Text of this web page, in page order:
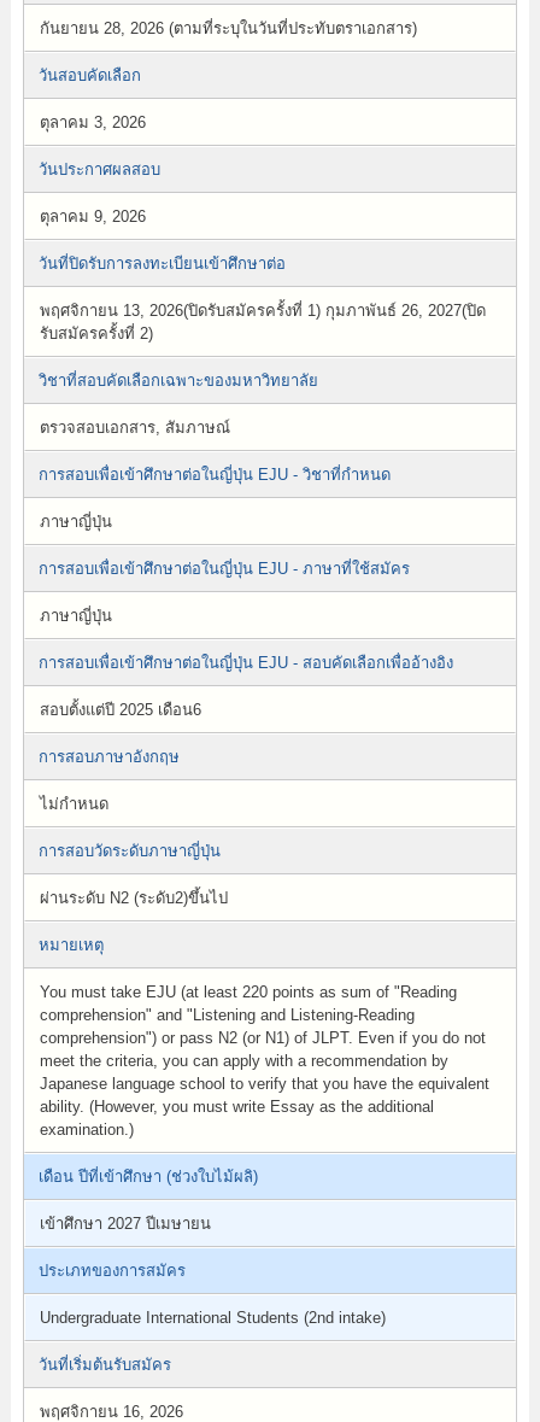
กันยายน 28, 2026 (ตามที่ระบุในวันที่ประทับตราเอกสาร)
วันสอบคัดเลือก
ตุลาคม 3, 2026
วันประกาศผลสอบ
ตุลาคม 9, 2026
วันที่ปิดรับการลงทะเบียนเข้าศึกษาต่อ
พฤศจิกายน 13, 2026(ปิดรับสมัครครั้งที่ 1) กุมภาพันธ์ 26, 2027(ปิด
รับสมัครครั้งที่ 2)
วิชาที่สอบคัดเลือกเฉพาะของมหาวิทยาลัย
ตรวจสอบเอกสาร, สัมภาษณ์
การสอบเพื่อเข้าศึกษาต่อในญี่ปุ่น EJU - วิชาที่กำหนด
ภาษาญี่ปุ่น
การสอบเพื่อเข้าศึกษาต่อในญี่ปุ่น EJU - ภาษาที่ใช้สมัคร
ภาษาญี่ปุ่น
การสอบเพื่อเข้าศึกษาต่อในญี่ปุ่น EJU - สอบคัดเลือกเพื่ออ้างอิง
สอบตั้งแต่ปี 2025 เดือน6
การสอบภาษาอังกฤษ
ไม่กำหนด
การสอบวัดระดับภาษาญี่ปุ่น
ผ่านระดับ N2 (ระดับ2)ขึ้นไป
หมายเหตุ
You must take EJU (at least 220 points as sum of "Reading
comprehension" and "Listening and Listening-Reading
comprehension") or pass N2 (or N1) of JLPT. Even if you do not
meet the criteria, you can apply with a recommendation by
Japanese language school to verify that you have the equivalent
ability. (However, you must write Essay as the additional
examination.)
เดือน ปีที่เข้าศึกษา (ช่วงใบไม้ผลิ)
เข้าศึกษา 2027 ปีเมษายน
ประเภทของการสมัคร
Undergraduate International Students (2nd intake)
วันที่เริ่มต้นรับสมัคร
พฤศจิกายน 16, 2026